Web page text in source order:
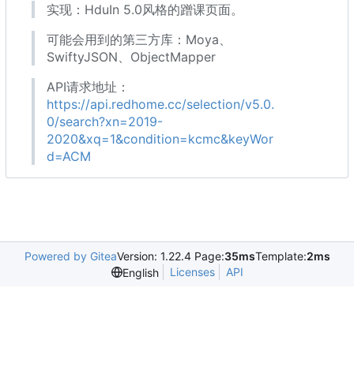
实现 ： HduIn 5.0风格的蹭课页面。
可能会用到的第三方库 ： Moya、
SwiftyJSON、ObjectMapper
API请求地址 ：
https://api.redhome.cc/selection/v5.0.
0/search?xn=2019-
2020&xq=1&condition=kcmc&keyWor
d=ACM
Powered by GiteaVersion: 1.22.4 Page:35msTemplate:2ms
English
Licenses API